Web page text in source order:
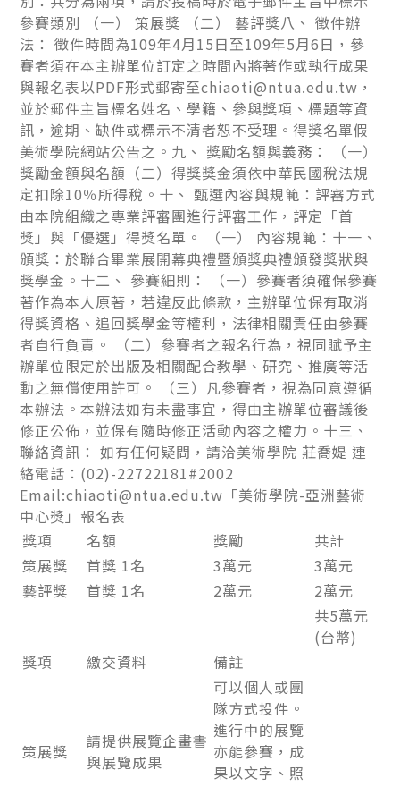
參賽類別 （一） 策展獎 （二） 藝評獎八、 徵件辦
法： 徵件時間為109年4月15日至109年5月6日，參
賽者須在本主辦單位訂定之時間內將著作或執行成果
與報名表以PDF形式郵寄至chiaoti@ntua.edu.tw，
並於郵件主旨標名姓名、學籍、參與獎項、標題等資
訊，逾期、缺件或標示不清者恕不受理。得獎名單假
美術學院網站公告之。九、 獎勵名額與義務： （一）
獎勵金額與名額（二）得獎獎金須依中華民國稅法規
定扣除10％所得稅。十、 甄選內容與規範：評審方式
由本院組織之專業評審團進行評審工作，評定「首
獎」與「優選」得獎名單。 （一） 內容規範：十一、
頒獎：於聯合畢業展開幕典禮暨頒獎典禮頒發獎狀與
獎學金。十二、 參賽細則： （一）參賽者須確保參賽
著作為本人原著，若違反此條款，主辦單位保有取消
得獎資格、追回獎學金等權利，法律相關責任由參賽
者自行負責。 （二）參賽者之報名行為，視同賦予主
辦單位限定於出版及相關配合教學、研究、推廣等活
動之無償使用許可。 （三）凡參賽者，視為同意遵循
本辦法。本辦法如有未盡事宜，得由主辦單位審議後
修正公佈，並保有隨時修正活動內容之權力。十三、
聯絡資訊： 如有任何疑問，請洽美術學院 莊喬媞 連
絡電話：(02)-22722181#2002
Email:chiaoti@ntua.edu.tw「美術學院-亞洲藝術
中心獎」報名表
獎項
名額 獎勵
共計
策展獎
首獎 1名 3萬元
3萬元
藝評獎
首獎 1名 2萬元
2萬元
共5萬元
(台幣)
獎項
繳交資料 備註
策展獎
請提供展覽企畫書
與展覽成果
可以個人或團
隊方式投件。
進行中的展覽
亦能參賽，成
果以文字、照